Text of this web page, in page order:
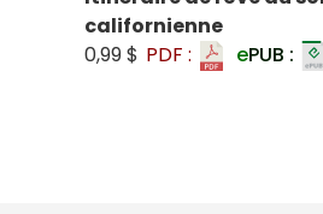
californienne
0,99 $ PDF : ePUB :